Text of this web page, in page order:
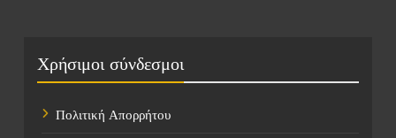
Πολιτική
Χρήσιμοι σύνδεσμοι
Πολιτική Απορρήτου